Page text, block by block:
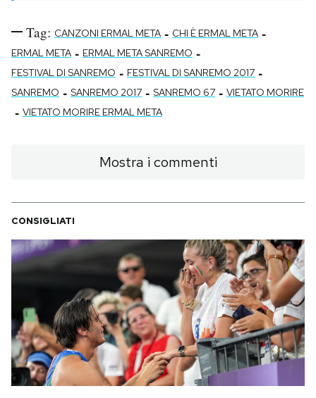
Tag: CANZONI ERMAL META - CHI È ERMAL META -
ERMAL META - ERMAL META SANREMO -
FESTIVAL DI SANREMO - FESTIVAL DI SANREMO 2017 -
SANREMO - SANREMO 2017 - SANREMO 67 - VIETATO MORIRE
- VIETATO MORIRE ERMAL META
Mostra i commenti
CONSIGLIATI